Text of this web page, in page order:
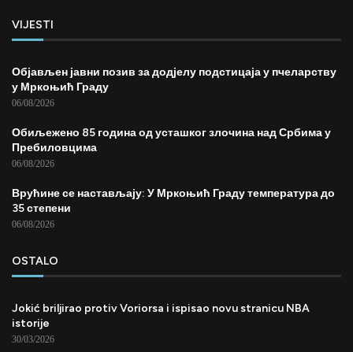
VIJESTI
Објављен јавни позив за додјелу подстицаја у пчеларству
у Мркоњић Граду
06/08/2026
Обиљежено 85 година од усташког злочина над Србима у
Пребиловцима
06/08/2026
Врућине се настављају: У Мркоњић Граду температура до
35 степени
06/08/2026
OSTALO
Jokić briljirao protiv Voriorsa i ispisao novu stranicu NBA
istorije
30/03/2026